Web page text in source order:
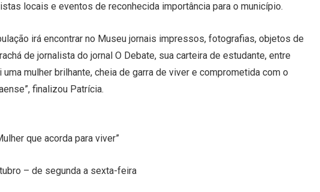
locais e eventos de reconhecida importância para o município.
irá encontrar no Museu jornais impressos, fotografias, objetos de
de jornalista do jornal O Debate, sua carteira de estudante, entre
mulher brilhante, cheia de garra de viver e comprometida com o
finalizou Patrícia.
que acorda para viver”
– de segunda a sexta-feira